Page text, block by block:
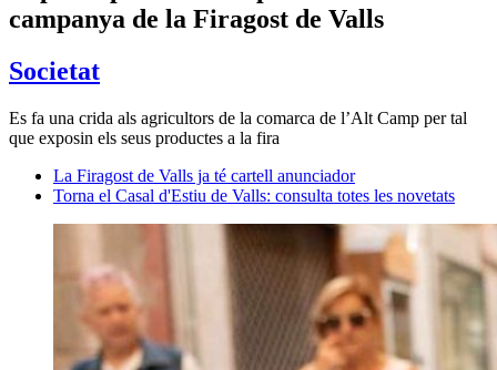
campanya de la Firagost de Valls
Societat
Es fa una crida als agricultors de la comarca de l’Alt Camp per tal
que exposin els seus productes a la fira
La Firagost de Valls ja té cartell anunciador
Torna el Casal d'Estiu de Valls: consulta totes les novetats